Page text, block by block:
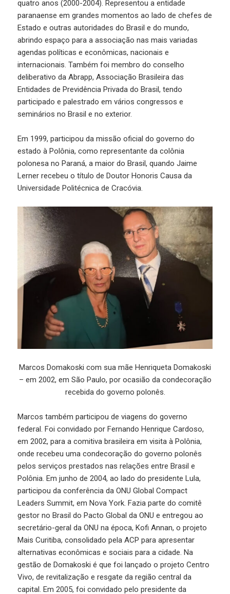
quatro anos (2000-2004). Representou a entidade
paranaense em grandes momentos ao lado de chefes de
Estado e outras autoridades do Brasil e do mundo,
abrindo espaço para a associação nas mais variadas
agendas políticas e econômicas, nacionais e
internacionais. Também foi membro do conselho
deliberativo da Abrapp, Associação Brasileira das
Entidades de Previdência Privada do Brasil, tendo
participado e palestrado em vários congressos e
seminários no Brasil e no exterior.
Em 1999, participou da missão oficial do governo do
estado à Polônia, como representante da colônia
polonesa no Paraná, a maior do Brasil, quando Jaime
Lerner recebeu o título de Doutor Honoris Causa da
Universidade Politécnica de Cracóvia.
Marcos Domakoski com sua mãe Henriqueta Domakoski
– em 2002, em São Paulo, por ocasião da condecoração
recebida do governo polonês.
Marcos também participou de viagens do governo
federal. Foi convidado por Fernando Henrique Cardoso,
em 2002, para a comitiva brasileira em visita à Polônia,
onde recebeu uma condecoração do governo polonês
pelos serviços prestados nas relações entre Brasil e
Polônia. Em junho de 2004, ao lado do presidente Lula,
participou da conferência da ONU Global Compact
Leaders Summit, em Nova York. Fazia parte do comitê
gestor no Brasil do Pacto Global da ONU e entregou ao
secretário-geral da ONU na época, Kofi Annan, o projeto
Mais Curitiba, consolidado pela ACP para apresentar
alternativas econômicas e sociais para a cidade. Na
gestão de Domakoski é que foi lançado o projeto Centro
Vivo, de revitalização e resgate da região central da
capital. Em 2005, foi convidado pelo presidente da